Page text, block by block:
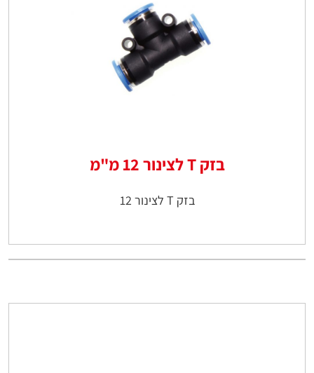
בזק T לצינור 12 מ"מ
בזק T לצינור 12